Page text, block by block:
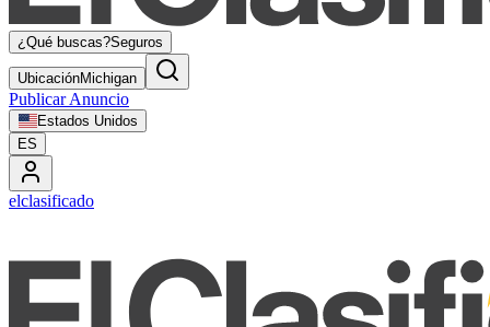
¿Qué buscas?Seguros
UbicaciónMichigan
Publicar Anuncio
Estados Unidos
ES
elclasificado